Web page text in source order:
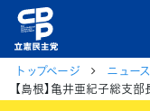
トップページ
ニュース